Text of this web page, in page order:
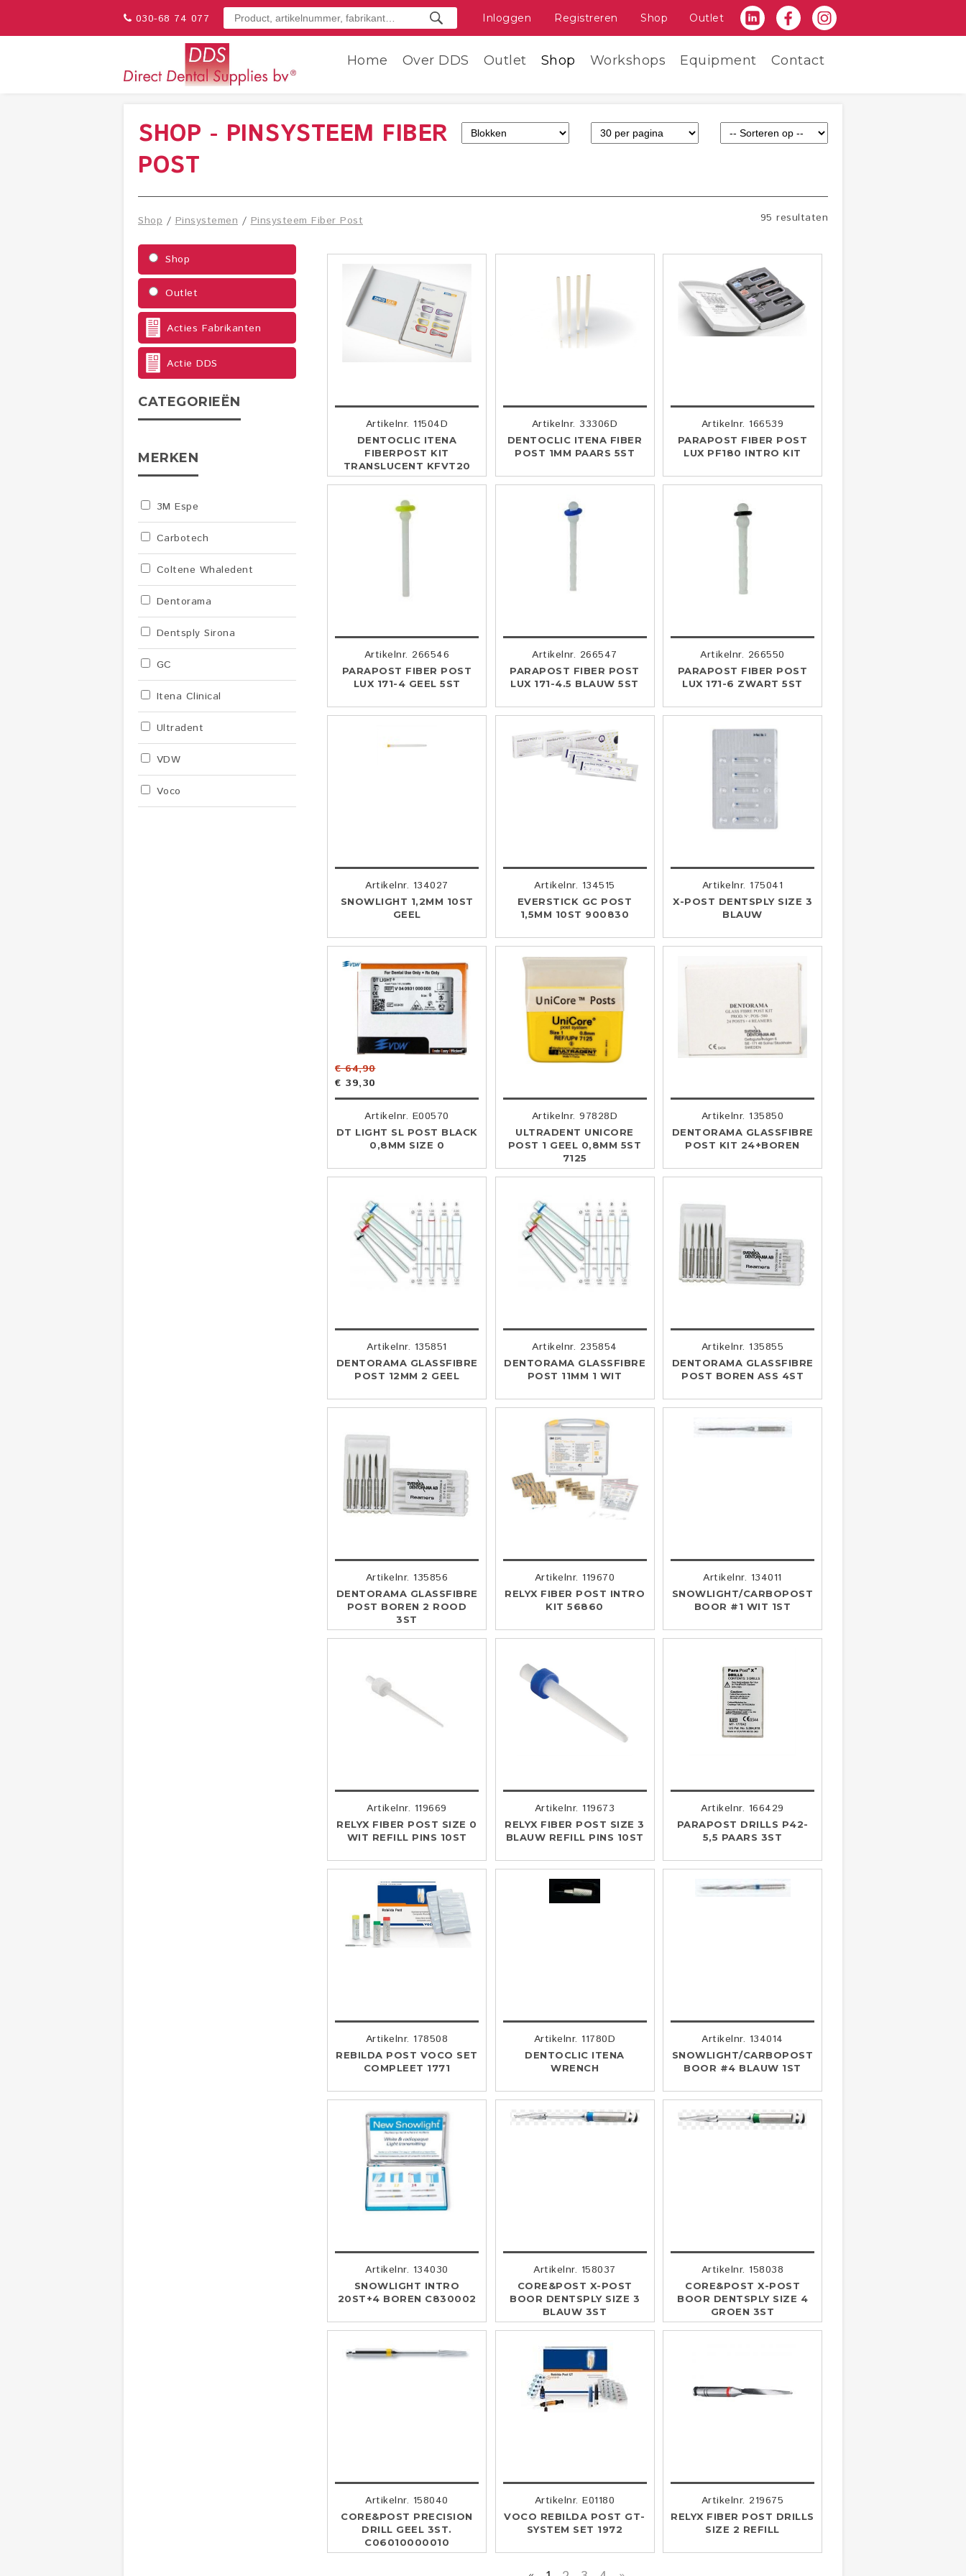
030-68 74 077 Inloggen Registreren Shop Outlet
Home Over DDS Outlet Shop Workshops Equipment Contact
SHOP - PINSYSTEEM FIBER
POST
95 resultaten
Shop /Pinsystemen /Pinsysteem Fiber Post
Shop
Outlet
Acties Fabrikanten
Actie DDS
CATEGORIEËN
MERKEN
3M Espe
Carbotech
Coltene Whaledent
Dentorama
Dentsply Sirona
GC
Itena Clinical
Ultradent
VDW
Voco
Artikelnr. 11504D
DENTOCLIC ITENA
FIBERPOST KIT
TRANSLUCENT KFVT20
Artikelnr. 33306D
DENTOCLIC ITENA FIBER
POST 1MM PAARS 5ST
Artikelnr. 166539
PARAPOST FIBER POST
LUX PF180 INTRO KIT
Artikelnr. 266546
PARAPOST FIBER POST
LUX 171-4 GEEL 5ST
Artikelnr. 266547
PARAPOST FIBER POST
LUX 171-4.5 BLAUW 5ST
Artikelnr. 266550
PARAPOST FIBER POST
LUX 171-6 ZWART 5ST
Artikelnr. 134027
SNOWLIGHT 1,2MM 10ST
GEEL
Artikelnr. 134515
EVERSTICK GC POST
1,5MM 10ST 900830
Artikelnr. 175041
X-POST DENTSPLY SIZE 3
BLAUW
€ 64,90
€ 39,30
Artikelnr. E00570
DT LIGHT SL POST BLACK
0,8MM SIZE 0
Artikelnr. 97828D
ULTRADENT UNICORE
POST 1 GEEL 0,8MM 5ST
7125
Artikelnr. 135850
DENTORAMA GLASSFIBRE
POST KIT 24+BOREN
Artikelnr. 135851
DENTORAMA GLASSFIBRE
POST 12MM 2 GEEL
Artikelnr. 235854
DENTORAMA GLASSFIBRE
POST 11MM 1 WIT
Artikelnr. 135855
DENTORAMA GLASSFIBRE
POST BOREN ASS 4ST
Artikelnr. 135856
DENTORAMA GLASSFIBRE
POST BOREN 2 ROOD
3ST
Artikelnr. 119670
RELYX FIBER POST INTRO
KIT 56860
Artikelnr. 134011
SNOWLIGHT/CARBOPOST
BOOR #1 WIT 1ST
Artikelnr. 119669
RELYX FIBER POST SIZE 0
WIT REFILL PINS 10ST
Artikelnr. 119673
RELYX FIBER POST SIZE 3
BLAUW REFILL PINS 10ST
Artikelnr. 166429
PARAPOST DRILLS P42-
5,5 PAARS 3ST
Artikelnr. 178508
REBILDA POST VOCO SET
COMPLEET 1771
Artikelnr. 11780D
DENTOCLIC ITENA
WRENCH
Artikelnr. 134014
SNOWLIGHT/CARBOPOST
BOOR #4 BLAUW 1ST
Artikelnr. 134030
SNOWLIGHT INTRO
20ST+4 BOREN C830002
Artikelnr. 158037
CORE&POST X-POST
BOOR DENTSPLY SIZE 3
BLAUW 3ST
Artikelnr. 158038
CORE&POST X-POST
BOOR DENTSPLY SIZE 4
GROEN 3ST
Artikelnr. 158040
CORE&POST PRECISION
DRILL GEEL 3ST.
C06010000010
Artikelnr. E01180
VOCO REBILDA POST GT-
SYSTEM SET 1972
Artikelnr. 219675
RELYX FIBER POST DRILLS
SIZE 2 REFILL